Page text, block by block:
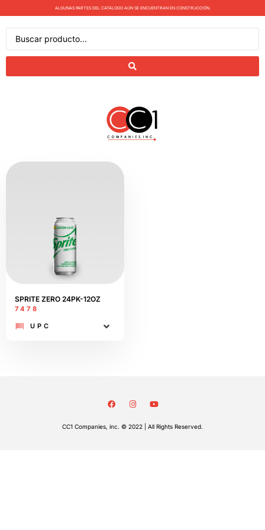
ALGUNAS PARTES DEL CATÁLOGO AÚN SE ENCUENTRAN EN CONSTRUCCIÓN.
SPRITE ZERO 24PK-12OZ
7478
UPC
CC1 Companies, inc. © 2022 | All Rights Reserved.